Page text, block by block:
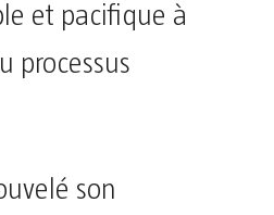
et pacifique à
processus
son